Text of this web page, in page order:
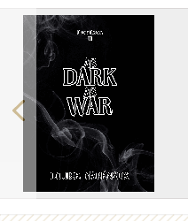
Previous